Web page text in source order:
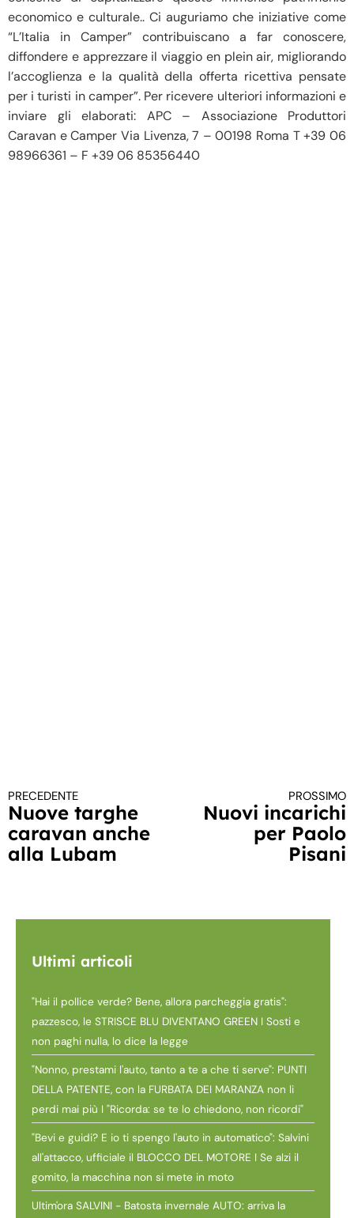
economico e culturale.. Ci auguriamo che iniziative come
“L’Italia in Camper” contribuiscano a far conoscere,
diffondere e apprezzare il viaggio en plein air, migliorando
l’accoglienza e la qualità della offerta ricettiva pensate
per i turisti in camper”. Per ricevere ulteriori informazioni e
inviare gli elaborati: APC – Associazione Produttori
Caravan e Camper Via Livenza, 7 – 00198 Roma T +39 06
98966361 – F +39 06 85356440
Continua a leggere
PRECEDENTE
Nuove targhe
caravan anche
alla Lubam
PROSSIMO
Nuovi incarichi
per Paolo
Pisani
Ultimi articoli
"Hai il pollice verde? Bene, allora parcheggia gratis":
pazzesco, le STRISCE BLU DIVENTANO GREEN I Sosti e
non paghi nulla, lo dice la legge
"Nonno, prestami l'auto, tanto a te a che ti serve": PUNTI
DELLA PATENTE, con la FURBATA DEI MARANZA non li
perdi mai più I "Ricorda: se te lo chiedono, non ricordi"
"Bevi e guidi? E io ti spengo l'auto in automatico": Salvini
all'attacco, ufficiale il BLOCCO DEL MOTORE I Se alzi il
gomito, la macchina non si mete in moto
Ultim'ora SALVINI - Batosta invernale AUTO: arriva la